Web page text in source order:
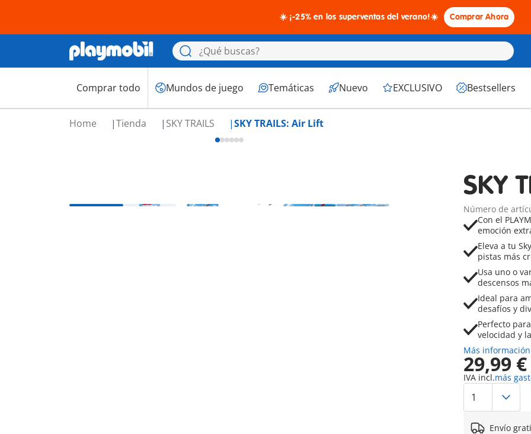
☀️ ¡-25% en los superventas del verano!☀️ Comprar Ahora
Comprar todo Mundos de juego Temáticas Nuevo EXCLUSIVO Bestsellers
Home Tienda SKY TRAILS SKY TRAILS: Air Lift
SKY
Número de
Con el
emoción
Eleva a tu
pistas más
Usa uno o
descensos
Ideal para
desafíos y
Perfecto
velocidad y
Más información
29,99 €
IVA incl.más
Envío